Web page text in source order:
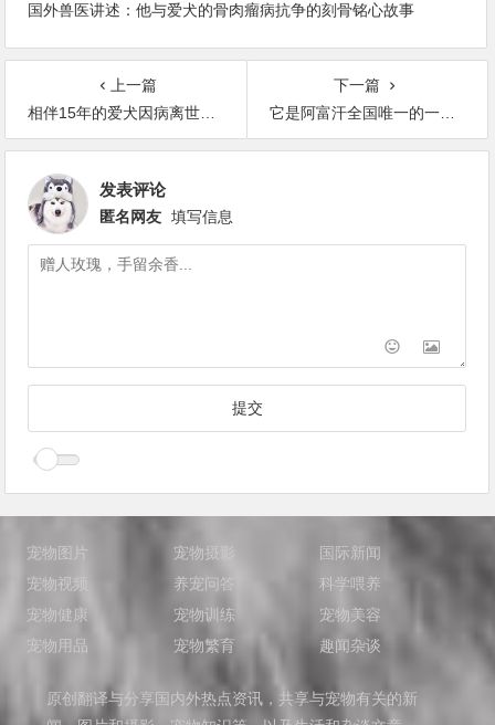
国外兽医讲述：他与爱犬的骨肉瘤病抗争的刻骨铭心故事
上一篇
相伴15年的爱犬因病离世，主人收拾它的遗物时瞬间泪崩
下一篇
它是阿富汗全国唯一的一头猪 还是中国以前送的
发表评论
匿名网友 填写信息
宠物图片 宠物摄影
国际新闻
宠物视频
养宠问答
科学喂养
宠物健康
宠物训练
宠物美容
宠物用品
宠物繁育 趣闻杂谈
原创翻译与分享国内外热点资讯，共享与宠物有关的新